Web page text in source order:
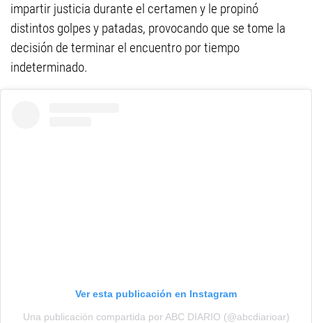
impartir justicia durante el certamen y le propinó
distintos golpes y patadas, provocando que se tome la
decisión de terminar el encuentro por tiempo
indeterminado.
Ver esta publicación en Instagram
Una publicación compartida por ABC DIARIO (@abcdiarioar)